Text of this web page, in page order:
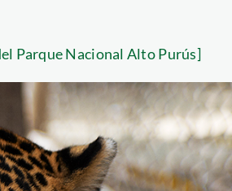
Parque Nacional Alto Purús]